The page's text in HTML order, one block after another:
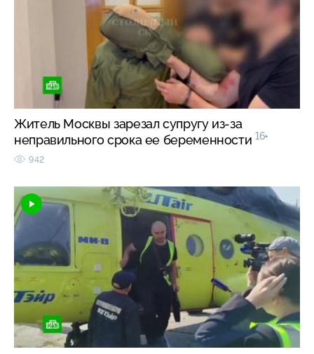
Житель Москвы зарезал супругу из-за
неправильного срока ее беременности 16+
942